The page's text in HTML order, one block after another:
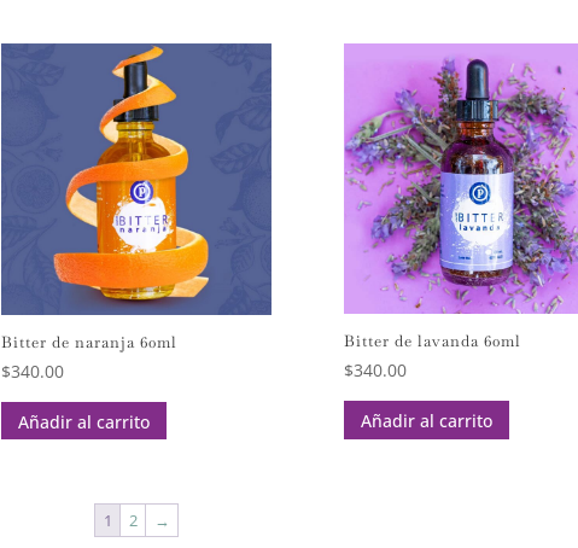
Bitter de naranja 60ml
$340.00
Añadir al carrito
Bitter de lavanda 60ml
$340.00
Añadir al carrito
1 2 →